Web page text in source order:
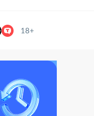
18+